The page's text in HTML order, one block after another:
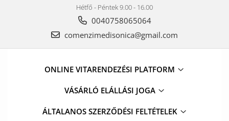
Hétfő - Péntek 9.00 - 16.00
0040758065064
comenzimedisonica@gmail.com
ONLINE VITARENDEZÉSI PLATFORM
VÁSÁRLÓ ELÁLLÁSI JOGA
ÁLTALANOS SZERZŐDÉSI FELTÉTELEK